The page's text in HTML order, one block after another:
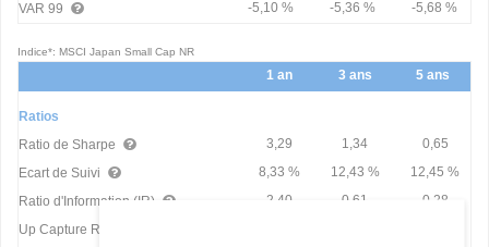
VAR 99
-5,10 % -5,36 % -5,68 %
Indice*: MSCI Japan Small Cap NR
1 an 3 ans 5 ans
Ratios
Ratio de Sharpe
3,29 1,34
0,65
Ecart de Suivi
8,33 % 12,43 %
12,45 %
Ratio d'Information (IR)
2,40 0,61
0,28
Up Capture Ratio